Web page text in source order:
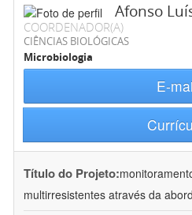
Afonso
COORDENADOR(A)
CIÊNCIAS BIOLÓGICAS
Microbiologia
E-
Título do Projeto:
multirresistentes através da